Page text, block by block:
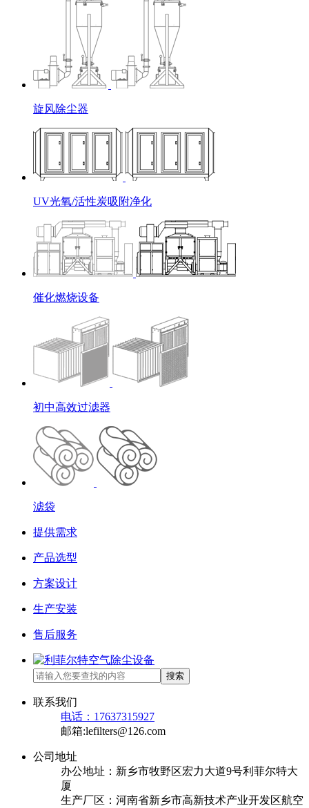
旋风除尘器
UV光氧/活性炭吸附净化
催化燃烧设备
初中高效过滤器
滤袋
提供需求
产品选型
方案设计
生产安装
售后服务
搜索
联系我们
电话：17637315927
邮箱:lefilters@126.com
公司地址
办公地址：新乡市牧野区宏力大道9号利菲尔特大
厦
生产厂区：河南省新乡市高新技术产业开发区航空